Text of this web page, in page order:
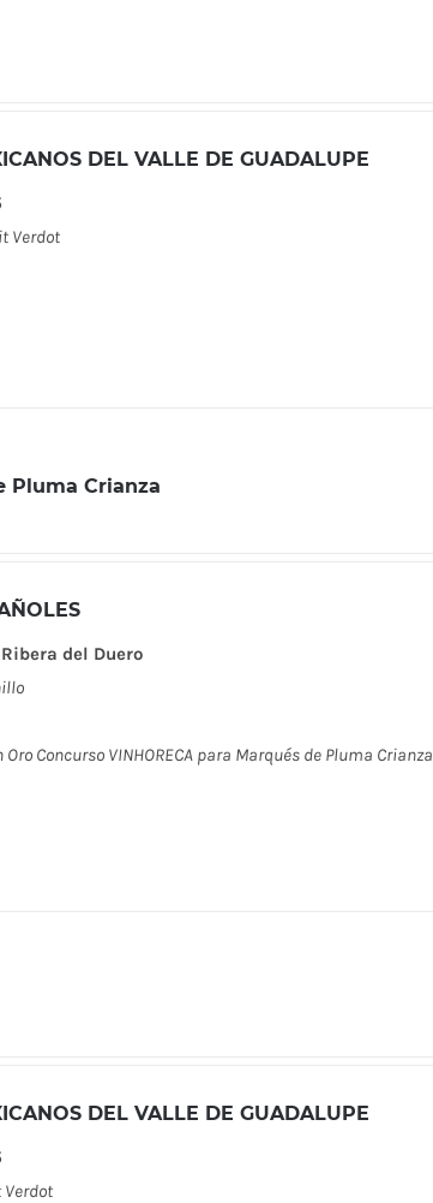
DEL VALLE DE GUADALUPE
Verdot
Pluma Crianza
Ribera del Duero
Oro Concurso VINHORECA para Marqués de Pluma Crianza
DEL VALLE DE GUADALUPE
Verdot